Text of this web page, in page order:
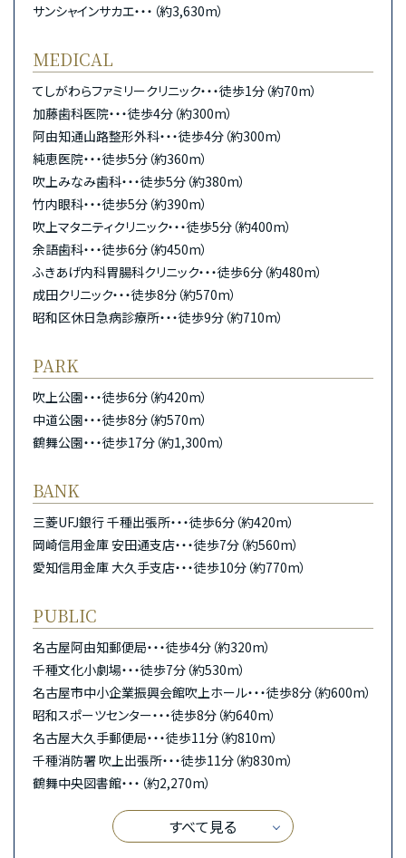
サンシャインサカエ・・・（約3,630m）
MEDICAL
てしがわらファミリークリニック・・・徒歩1分（約70m）
加藤歯科医院・・・徒歩4分（約300m）
阿由知通山路整形外科・・・徒歩4分（約300m）
純恵医院・・・徒歩5分（約360m）
吹上みなみ歯科・・・徒歩5分（約380m）
竹内眼科・・・徒歩5分（約390m）
吹上マタニティクリニック・・・徒歩5分（約400m）
余語歯科・・・徒歩6分（約450m）
ふきあげ内科胃腸科クリニック・・・徒歩6分（約480m）
成田クリニック・・・徒歩8分（約570m）
昭和区休日急病診療所・・・徒歩9分（約710m）
PARK
吹上公園・・・徒歩6分（約420m）
中道公園・・・徒歩8分（約570m）
鶴舞公園・・・徒歩17分（約1,300m）
BANK
三菱UFJ銀行 千種出張所・・・徒歩6分（約420m）
岡崎信用金庫 安田通支店・・・徒歩7分（約560m）
愛知信用金庫 大久手支店・・・徒歩10分（約770m）
PUBLIC
名古屋阿由知郵便局・・・徒歩4分（約320m）
千種文化小劇場・・・徒歩7分（約530m）
名古屋市中小企業振興会館吹上ホール・・・徒歩8分（約600m）
昭和スポーツセンター・・・徒歩8分（約640m）
名古屋大久手郵便局・・・徒歩11分（約810m）
千種消防署 吹上出張所・・・徒歩11分（約830m）
鶴舞中央図書館・・・（約2,270m）
すべて見る